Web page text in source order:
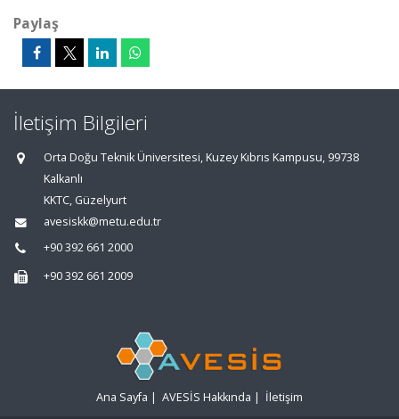
Paylaş
İletişim Bilgileri
Orta Doğu Teknik Üniversitesi, Kuzey Kıbrıs Kampusu, 99738
Kalkanlı
KKTC, Güzelyurt
avesiskk@metu.edu.tr
+90 392 661 2000
+90 392 661 2009
Ana Sayfa | AVESİS Hakkında | İletişim